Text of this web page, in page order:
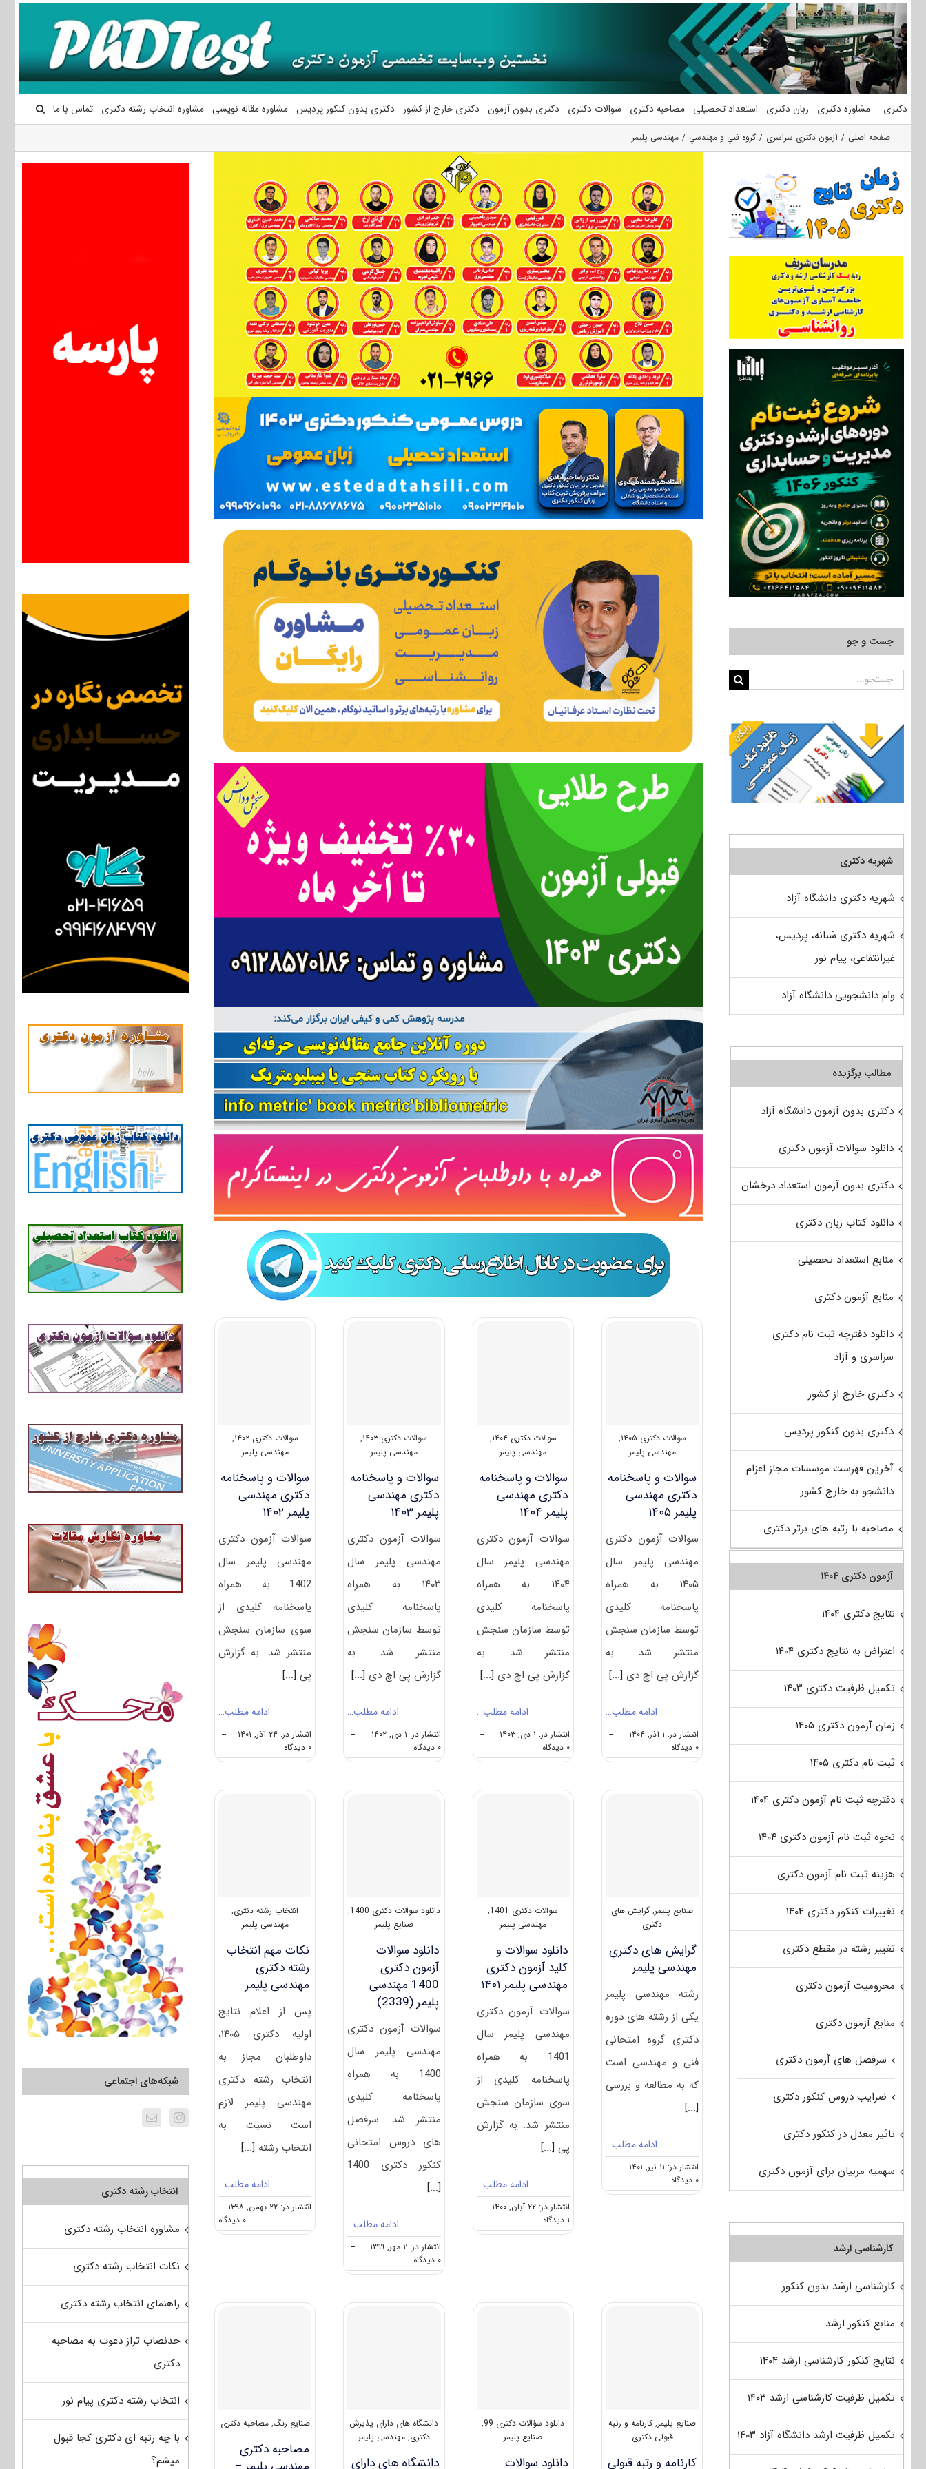
محتوا
دکتری مشاوره دکتری زبان دکتری استعداد تحصیلی مصاحبه دکتری سوالات دکتری دکتری بدون آزمون دکتری خارج از کشور دکتری بدون کنکور پردیس مشاوره مقاله نویسی مشاوره انتخاب رشته دکتری تماس با ما
صفحه اصلی آزمون دکتری سراسری گروه فني و مهندسي مهندسی پلیمر
سوالات دکتری ۱۴۰۵
,
مهندسی پلیمر
سوالات و پاسخنامه
دکتری مهندسی
پلیمر ۱۴۰۵
سوالات آزمون دکتری
مهندسی پلیمر سال
۱۴۰۵ به همراه
پاسخنامه کلیدی
توسط سازمان سنجش
منتشر شد. به
گزارش پی اچ دی [...]
ادامه مطلب…
انتشار در: ۱ آذر, ۱۴۰۴
--
۰ دیدگاه
on
سوالات
سوالات دکتری ۱۴۰۴
,
مهندسی پلیمر
سوالات و پاسخنامه
دکتری مهندسی
پلیمر ۱۴۰۴
سوالات آزمون دکتری
مهندسی پلیمر سال
۱۴۰۴ به همراه
پاسخنامه کلیدی
توسط سازمان سنجش
منتشر شد. به
گزارش پی اچ دی [...]
ادامه مطلب…
انتشار در: ۱ دی, ۱۴۰۳
--
۰ دیدگاه
سوالات
سوالات دکتری ۱۴۰۳
,
مهندسی پلیمر
سوالات و پاسخنامه
دکتری مهندسی
پلیمر ۱۴۰۳
سوالات آزمون دکتری
مهندسی پلیمر سال
۱۴۰۳ به همراه
پاسخنامه کلیدی
توسط سازمان سنجش
منتشر شد. به
گزارش پی اچ دی [...]
ادامه مطلب…
انتشار در: ۱ دی, ۱۴۰۲
--
۰ دیدگاه
سوالات
سوالات دکتری ۱۴۰۲
,
مهندسی پلیمر
سوالات و پاسخنامه
دکتری مهندسی
پلیمر ۱۴۰۲
سوالات آزمون دکتری
مهندسی پلیمر سال
1402 به همراه
پاسخنامه کلیدی از
سوی سازمان سنجش
منتشر شد. به گزارش
پی[...]
ادامه مطلب…
انتشار در: ۲۴ آذر, ۱۴۰۱
--
۰ دیدگاه
on
سوالات
صنایع پلیمر, گرایش های
دکتری
گرایش های دکتری
مهندسی ﭘﻠﻴﻤﺮ
رشته مهندسی ﭘﻠﻴﻤﺮ
یکی از رشته های دوره
دکتری گروه امتحانی
فنی و مهندسی است
که به مطالعه و بررسی
[...]
ادامه مطلب…
انتشار در: ۱۱ تیر, ۱۴۰۱
--
۰ دیدگاه
on
گرایش
سوالات دکتری 1401
,
مهندسی پلیمر
دانلود سوالات و
کلید آزمون دکتری
مهندسی پلیمر ۱۴۰۱
سوالات آزمون دکتری
مهندسی پلیمر سال
1401 به همراه
پاسخنامه کلیدی از
سوی سازمان سنجش
منتشر شد. به گزارش
پی [...]
ادامه مطلب…
انتشار در: ۲۲ آبان, ۱۴۰۰
--
۱ دیدگاه
دانلود
دانلود سوالات دکتری 1400
,
صنایع پلیمر
دانلود سوالات
آزمون دکتری
1400 مهندسی
پلیمر (2339)
سوالات آزمون دکتری
مهندسی پلیمر سال
1400 به همراه
پاسخنامه کلیدی
منتشر شد. سرفصل
های دروس امتحانی
کنکور دکتری 1400
[...]
ادامه مطلب…
انتشار در: ۲ مهر, ۱۳۹۹
--
۰ دیدگاه
دانلود
انتخاب رشته دکتری,
مهندسی پلیمر
نکات مهم انتخاب
رشته دکتری
مهندسی پلیمر
پس از اعلام نتایج
اولیه دکتری ۱۴۰۵،
داوطلبان مجاز به
انتخاب رشته دکتری
مهندسی پلیمر لازم
است نسبت به
انتخاب رشته [...]
ادامه مطلب…
انتشار در: ۲۲ بهمن, ۱۳۹۸
--
۰ دیدگاه
نکات
پلیمر
صنایع پلیمر,کارنامه و رتبه
قبولی دکتری
کارنامه و رتبه قبولی
دانلود سؤالات دکتری 99
,
صنایع پلیمر
دانلود سوالات
دانشگاه های دارای پذیرش
دکتری,مهندسی پلیمر
دانشگاه های دارای
صنایع رنگ,مصاحبه دکتری
مصاحبه دکتری
شبکه‌های اجتماعی
انتخاب رشته دکتری
مشاوره انتخاب رشته دکتری
نکات انتخاب رشته دکتری
راهنمای انتخاب رشته دکتری
حدنصاب تراز دعوت به مصاحبه
دکتری
انتخاب رشته دکتری پیام نور
با چه رتبه ای دکتری کجا قبول
میشم؟
جست و جو
جستجو
شهریه دکتری
شهریه دکتری دانشگاه آزاد
شهریه دکتری شبانه، پردیس،
غیرانتفاعی، پیام نور
وام دانشجویی دانشگاه آزاد
مطالب برگزیده
دکتری بدون آزمون دانشگاه آزاد
دانلود سوالات آزمون دکتری
دکتری بدون آزمون استعداد درخشان
دانلود کتاب زبان دکتری
منابع استعداد تحصیلی
منابع آزمون دکتری
دانلود دفترچه ثبت نام دکتری
سراسری و آزاد
دکتری خارج از کشور
دکتری بدون کنکور پردیس
آخرین فهرست موسسات مجاز اعزام
دانشجو به خارج کشور
مصاحبه با رتبه های برتر دکتری
آزمون دکتری ۱۴۰۴
نتایج دکتری ۱۴۰۴
اعتراض به نتایج دکتری ۱۴۰۴
تکمیل ظرفیت دکتری ۱۴۰۳
زمان آزمون دکتری ۱۴۰۵
ثبت نام دکتری ۱۴۰۵
دفترچه ثبت نام آزمون دکتری ۱۴۰۴
نحوه ثبت نام آزمون دکتری ۱۴۰۴
هزینه ثبت نام آزمون دکتری
تغییرات کنکور دکتری ۱۴۰۴
تغییر رشته در مقطع دکتری
محرومیت آزمون دکتری
منابع آزمون دکتری
سرفصل های آزمون دکتری
ضرایب دروس کنکور دکتری
تاثیر معدل در کنکور دکتری
سهمیه مربیان برای آزمون دکتری
کارشناسی ارشد
کارشناسی ارشد بدون کنکور
منابع کنکور ارشد
نتایج کنکور کارشناسی ارشد ۱۴۰۴
تکمیل ظرفیت کارشناسی ارشد ۱۴۰۳
تکمیل ظرفیت ارشد دانشگاه آزاد ۱۴۰۳